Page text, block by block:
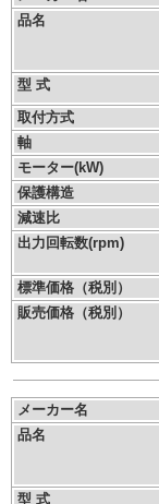
品名
型 式
取付方式
軸
モーター(kW)
保護構造
減速比
出力回転数(rpm)
標準価格（税別）
販売価格（税別）
メーカー名
品名
型 式